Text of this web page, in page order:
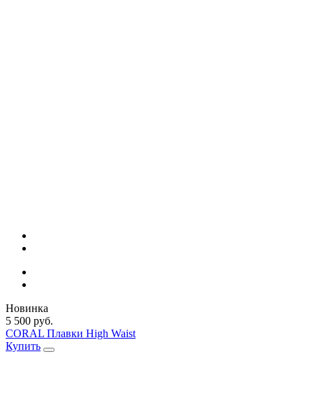
Новинка
5 500 руб.
CORAL Плавки High Waist
Купить